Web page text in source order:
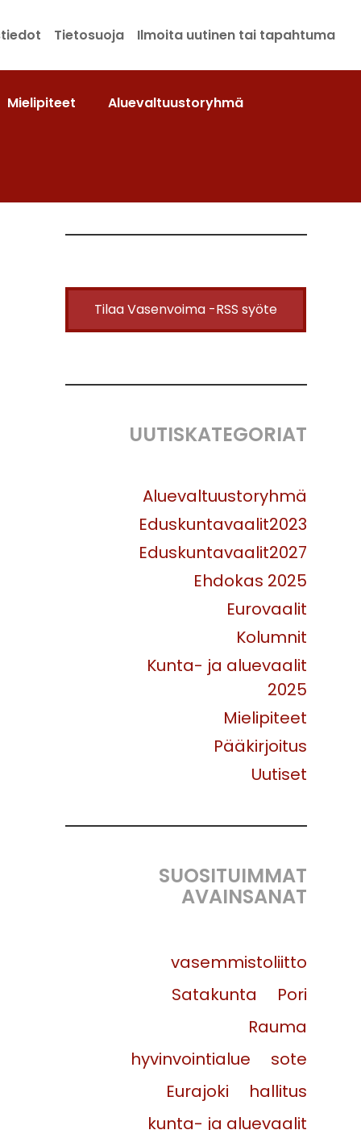
Tietosuoja Ilmoita uutinen tai tapahtuma
Mielipiteet Aluevaltuustoryhmä
Tilaa Vasenvoima -RSS syöte
UUTISKATEGORIAT
Aluevaltuustoryhmä
Eduskuntavaalit2023
Eduskuntavaalit2027
Ehdokas 2025
Eurovaalit
Kolumnit
Kunta- ja aluevaalit
2025
Mielipiteet
Pääkirjoitus
Uutiset
SUOSITUIMMAT
AVAINSANAT
vasemmistoliitto
Satakunta
Pori
Rauma
hyvinvointialue
sote
Eurajoki
hallitus
kunta- ja aluevaalit